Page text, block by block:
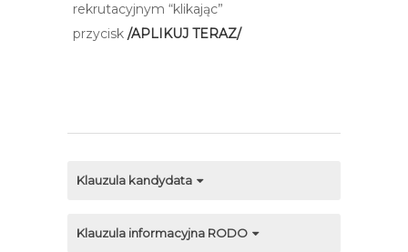
rekrutacyjnym “klikając”
przycisk /APLIKUJ TERAZ/
Klauzula kandydata
Klauzula informacyjna RODO